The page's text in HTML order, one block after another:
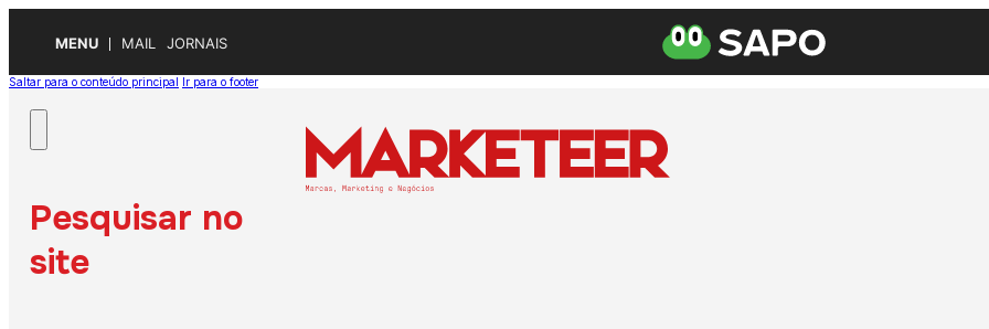
MENU MAIL JORNAIS
Saltar para o conteúdo principal Ir para o footer
Pesquisar no
site